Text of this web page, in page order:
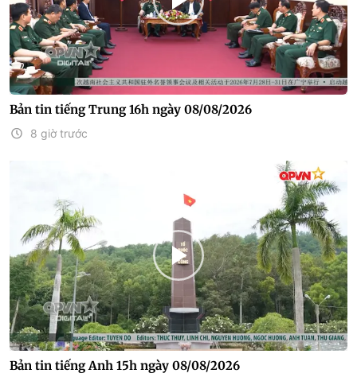
Bản tin tiếng Trung 16h ngày 08/08/2026
8 giờ trước
Bản tin tiếng Anh 15h ngày 08/08/2026